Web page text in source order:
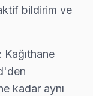
ile elektronik
anakart mı, güç
işlem
parça ile onarım
garanti
bildirim ve
kadar aynı